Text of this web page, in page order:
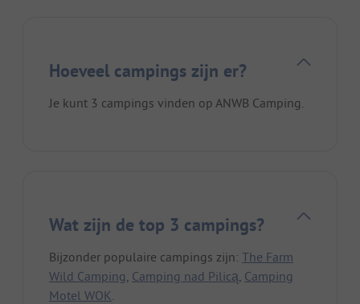
Hoeveel campings zijn er?
Je kunt 3 campings vinden op ANWB Camping.
Wat zijn de top 3 campings?
Bijzonder populaire campings zijn: The Farm
Wild Camping Camping nad Pilicą Camping
Motel WOK